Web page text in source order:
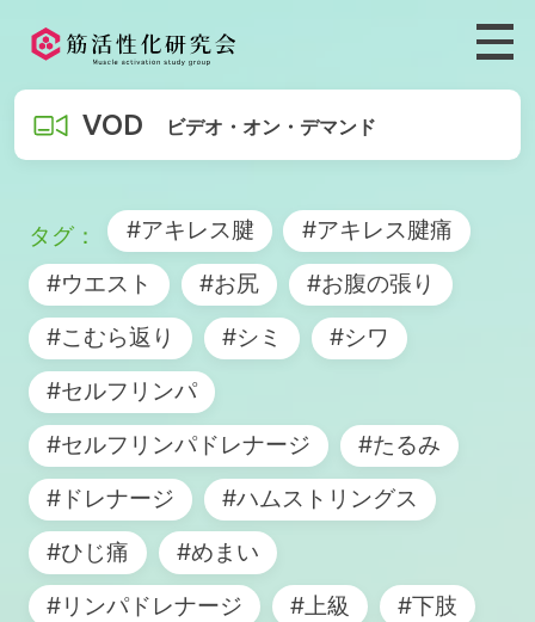
VOD ビデオ・オン・デマンド
#アキレス腱
#アキレス腱痛
#ウエスト
#お尻
#お腹の張り
#こむら返り
#シミ
#シワ
#セルフリンパ
#セルフリンパドレナージ
#たるみ
#ドレナージ
#ハムストリングス
#ひじ痛
#めまい
#リンパドレナージ
#上級
#下肢